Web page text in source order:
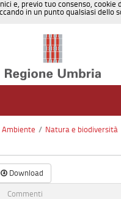
e, previo tuo consenso,
in un punto qualsiasi dello
Ambiente / Natura e biodiversità
Download
Commenti